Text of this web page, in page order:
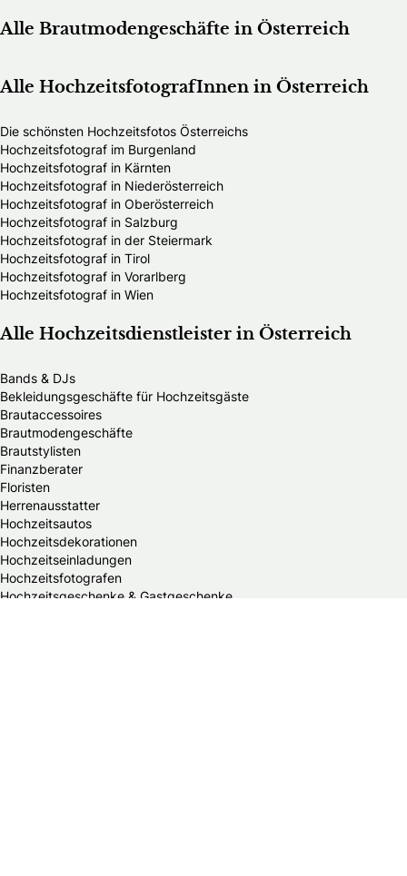
Alle Brautmodengeschäfte in Österreich
Alle HochzeitsfotografInnen in Österreich
Die schönsten Hochzeitsfotos Österreichs
Hochzeitsfotograf im Burgenland
Hochzeitsfotograf in Kärnten
Hochzeitsfotograf in Niederösterreich
Hochzeitsfotograf in Oberösterreich
Hochzeitsfotograf in Salzburg
Hochzeitsfotograf in der Steiermark
Hochzeitsfotograf in Tirol
Hochzeitsfotograf in Vorarlberg
Hochzeitsfotograf in Wien
Alle Hochzeitsdienstleister in Österreich
Bands & DJs
Bekleidungsgeschäfte für Hochzeitsgäste
Brautaccessoires
Brautmodengeschäfte
Brautstylisten
Finanzberater
Floristen
Herrenausstatter
Hochzeitsautos
Hochzeitsdekorationen
Hochzeitseinladungen
Hochzeitsfotografen
Hochzeitsgeschenke & Gastgeschenke